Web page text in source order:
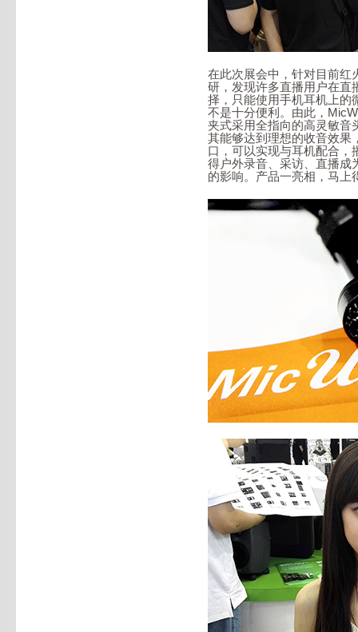
在此次展会中，针对目前红
研，发现许多直播用户在直
择，只能使用手机耳机上的
不是十分便利。由此，
夹式采用全指向的高灵敏音
其能够达到理想的收音效果
口，可以实现与耳机配合，
得户外录音、采访、直播成
的影响。产品一亮相，马上